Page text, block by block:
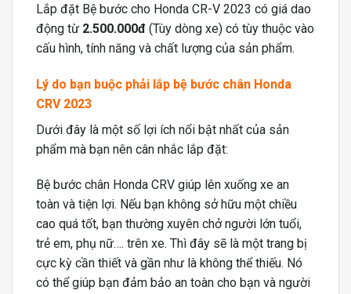
Lắp đặt Bệ bước cho Honda CR-V 2023 có giá dao
động từ 2.500.000đ (Tùy dòng xe) có tùy thuộc vào
cấu hình, tính năng và chất lượng của sản phẩm.
Lý do bạn buộc phải lắp bệ bước chân Honda
CRV 2023
Dưới đây là một số lợi ích nổi bật nhất của sản
phẩm mà bạn nên cân nhắc lắp đặt:
Bệ bước chân Honda CRV giúp lên xuống xe an
toàn và tiện lợi. Nếu bạn không sở hữu một chiều
cao quá tốt, bạn thường xuyên chở người lớn tuổi,
trẻ em, phụ nữ…. trên xe. Thì đây sẽ là một trang bị
cực kỳ cần thiết và gần như là không thể thiếu. Nó
có thể giúp bạn đảm bảo an toàn cho bạn và người